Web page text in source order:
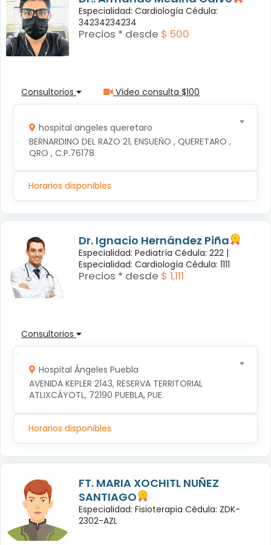
Especialidad: Cardiología Cédula:
34234234234
Precios * desde $ 500
Consultorios Vídeo consulta $100
hospital angeles queretaro
BERNARDINO DEL RAZO 21, ENSUEÑO , QUERETARO ,
QRO , C.P.76178
Horarios disponibles
Dr. Ignacio Hernández Piña
Especialidad: Pediatría Cédula: 222 |
Especialidad: Cardiología Cédula: 1111
Precios * desde $ 1,111
Consultorios
Hospital Ángeles Puebla
AVENIDA KEPLER 2143, RESERVA TERRITORIAL
ATLIXCÁYOTL, 72190 PUEBLA, PUE.
Horarios disponibles
FT. MARIA XOCHITL NUÑEZ
SANTIAGO
Especialidad: Fisioterapia Cédula: ZDK-
2302-AZL